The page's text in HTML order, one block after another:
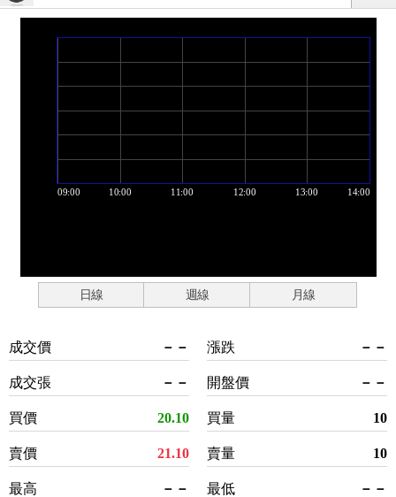
日線 週線 月線
成交價 －－
成交張 －－
買價 20.10
賣價 21.10
最高 －－
漲跌 －－
開盤價 －－
買量 10
賣量 10
最低 －－